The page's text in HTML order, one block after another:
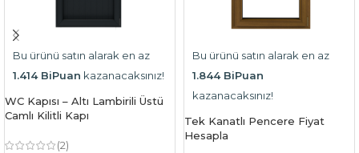
Bu ürünü satın alarak en az
1.414 BiPuan kazanacaksınız!
WC Kapısı – Altı Lambirili Üstü
Camlı Kilitli Kapı
(2)
Bu ürünü satın alarak en az
1.844 BiPuan
kazanacaksınız!
Tek Kanatlı Pencere Fiyat
Hesapla